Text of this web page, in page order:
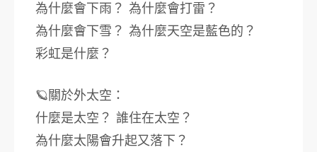
為什麼會下雨？ 為什麼會打雷？
為什麼會下雪？ 為什麼天空是藍色的？
彩虹是什麼？
🪐關於外太空：
什麼是太空？ 誰住在太空？
為什麼太陽會升起又落下？